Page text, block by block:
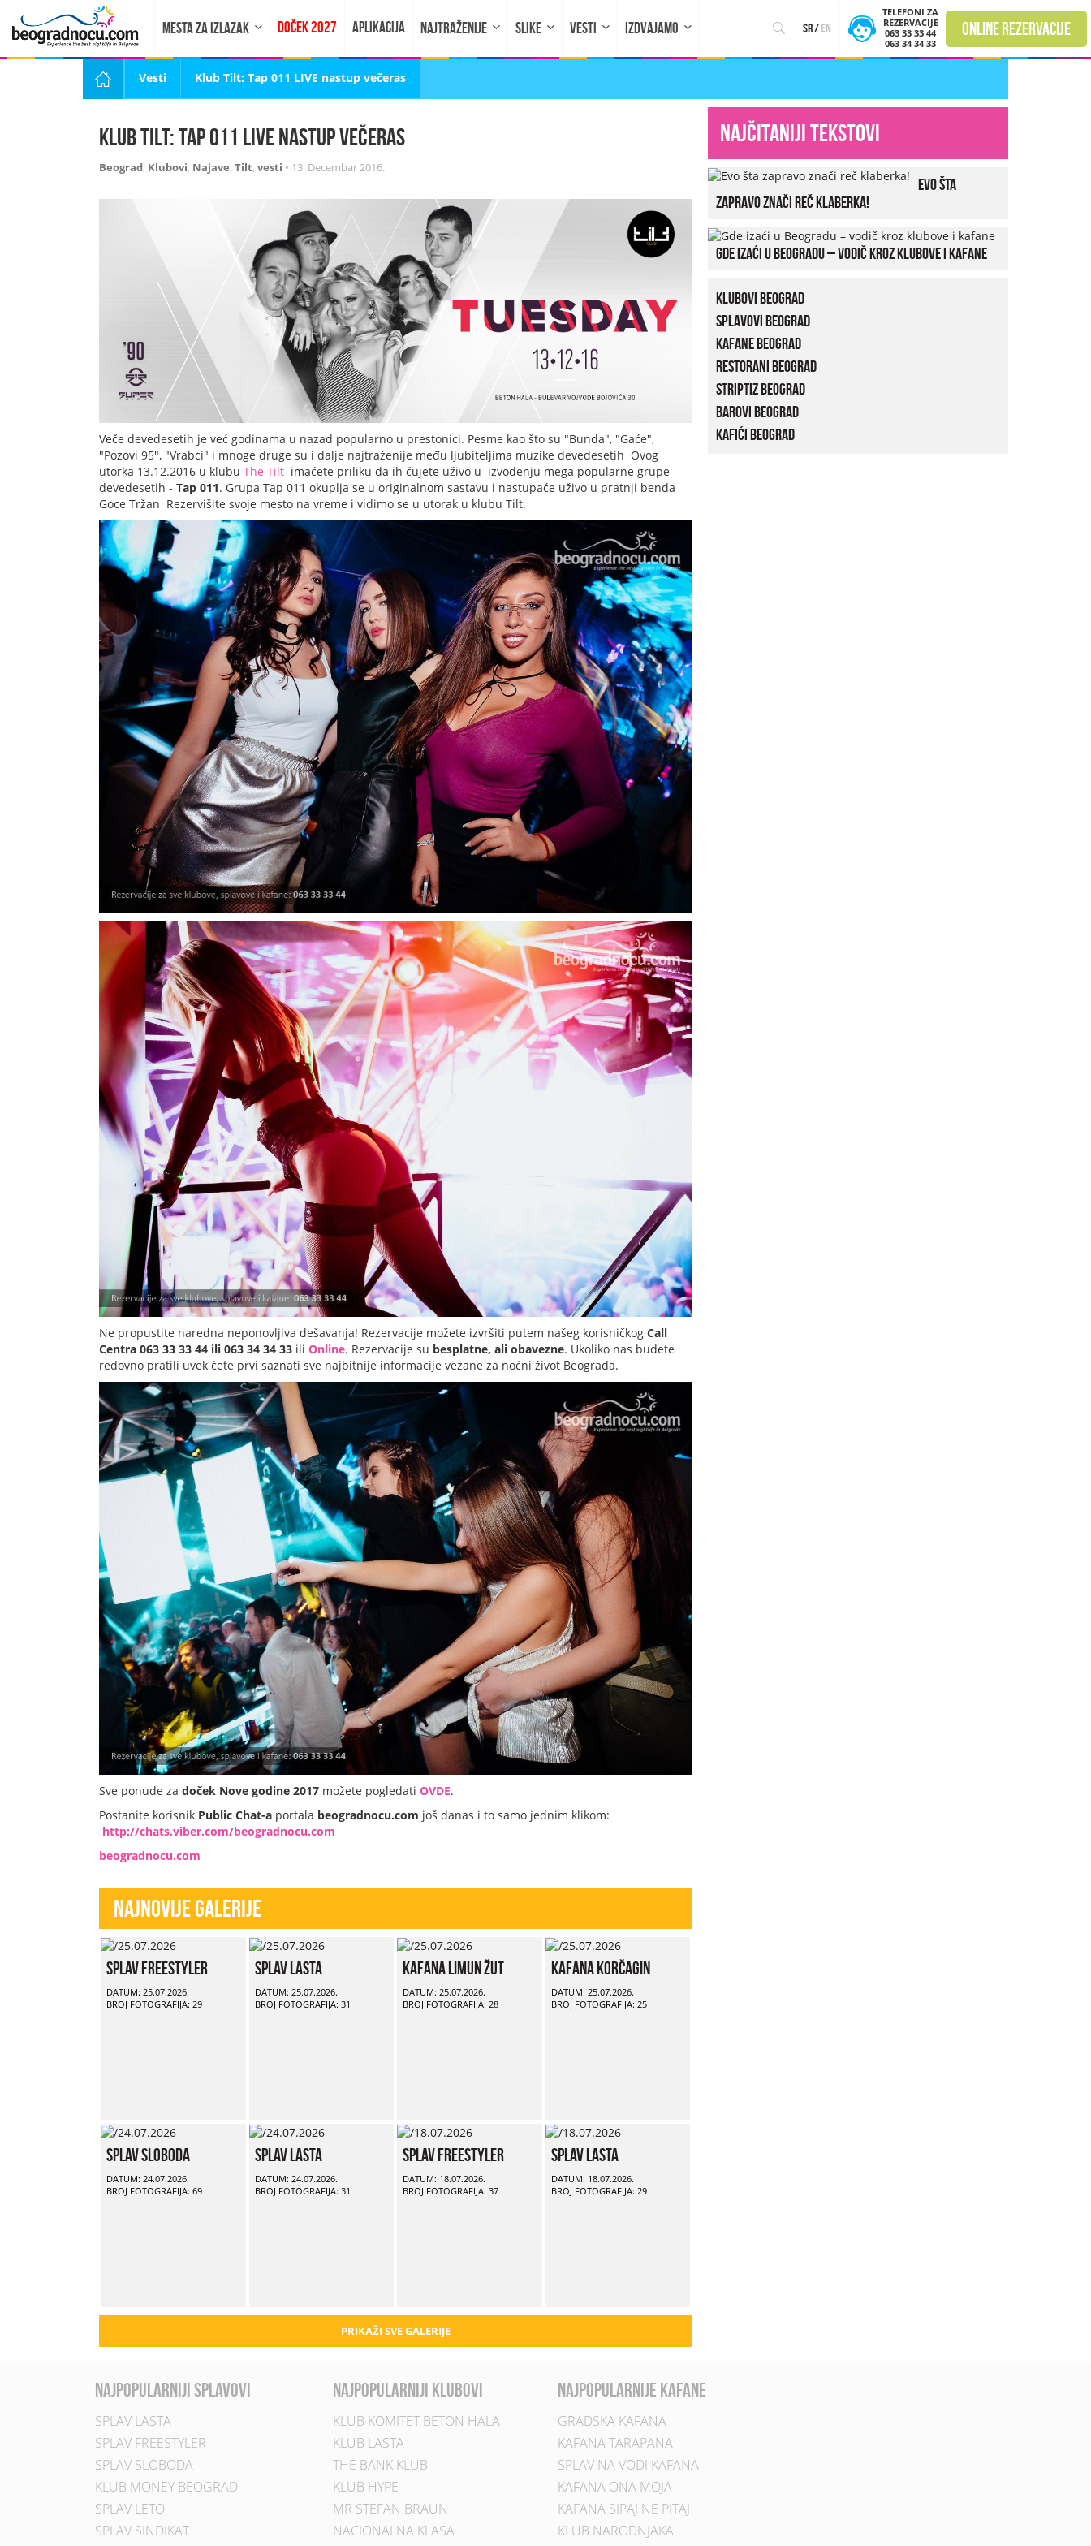
MESTA ZA IZLAZAK DOČEK 2027 APLIKACIJA NAJTRAŽENIJE SLIKE VESTI IZDVAJAMO sr/en
TELEFONI ZA
REZERVACIJE
063 33 33 44
063 34 34 33
online rezervacije
Vesti Klub Tilt: Tap 011 LIVE nastup večeras
Klub Tilt: Tap 011 LIVE nastup večeras
Beograd, Klubovi, Najave, Tilt, vesti • 13. Decembar 2016.
Veče devedesetih je već godinama u nazad popularno u prestonici. Pesme kao što su "Bunda", "Gaće",
"Pozovi 95", "Vrabci" i mnoge druge su i dalje najtraženije među ljubiteljima muzike devedesetih Ovog
utorka 13.12.2016 u klubu The Tilt imaćete priliku da ih čujete uživo u izvođenju mega popularne grupe
devedesetih - Tap 011. Grupa Tap 011 okuplja se u originalnom sastavu i nastupaće uživo u pratnji benda
Goce Tržan Rezervišite svoje mesto na vreme i vidimo se u utorak u klubu Tilt.
Ne propustite naredna neponovljiva dešavanja! Rezervacije možete izvršiti putem našeg korisničkog Call
Centra 063 33 33 44 ili 063 34 34 33 ili Online. Rezervacije su besplatne, ali obavezne. Ukoliko nas budete
redovno pratili uvek ćete prvi saznati sve najbitnije informacije vezane za noćni život Beograda.
Sve ponude za doček Nove godine 2017 možete pogledati OVDE.
Postanite korisnik Public Chat-a portala beogradnocu.com još danas i to samo jednim klikom:
http://chats.viber.com/beogradnocu.com
beogradnocu.com
Najnovije Galerije
Splav Freestyler
DATUM: 25.07.2026.
BROJ FOTOGRAFIJA: 29
Splav Lasta
DATUM: 25.07.2026.
BROJ FOTOGRAFIJA: 31
Kafana Limun Žut
DATUM: 25.07.2026.
BROJ FOTOGRAFIJA: 28
Kafana Korčagin
DATUM: 25.07.2026.
BROJ FOTOGRAFIJA: 25
Splav Sloboda
DATUM: 24.07.2026.
BROJ FOTOGRAFIJA: 69
Splav Lasta
DATUM: 24.07.2026.
BROJ FOTOGRAFIJA: 31
Splav Freestyler
DATUM: 18.07.2026.
BROJ FOTOGRAFIJA: 37
Splav Lasta
DATUM: 18.07.2026.
BROJ FOTOGRAFIJA: 29
PRIKAŽI SVE GALERIJE
Najčitaniji tekstovi
Evo šta
zapravo znači reč klaberka!
Gde izaći u Beogradu – vodič kroz klubove i kafane
Klubovi Beograd
Splavovi Beograd
Kafane Beograd
Restorani Beograd
Striptiz Beograd
Barovi Beograd
Kafići Beograd
najpopularniji splavovi
SPLAV LASTA
SPLAV FREESTYLER
SPLAV SLOBODA
KLUB MONEY BEOGRAD
SPLAV LETO
SPLAV SINDIKAT
najpopularniji klubovi
KLUB KOMITET BETON HALA
KLUB LASTA
THE BANK KLUB
KLUB HYPE
MR STEFAN BRAUN
NACIONALNA KLASA
najpopularnije kafane
GRADSKA KAFANA
KAFANA TARAPANA
SPLAV NA VODI KAFANA
KAFANA ONA MOJA
KAFANA SIPAJ NE PITAJ
KLUB NARODNJAKA